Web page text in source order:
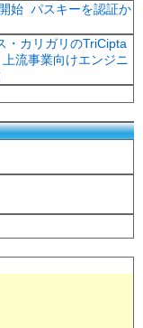
始 パスキーを認証か
・カリガリのTriCipta
流事業向けエンジニ